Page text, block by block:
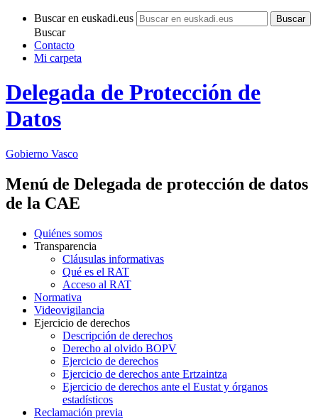
Buscar en euskadi.eus
Buscar
Contacto
Mi carpeta
Delegada de Protección de
Datos
Gobierno Vasco
Menú de Delegada de protección de datos
de la CAE
Quiénes somos
Transparencia
Cláusulas informativas
Qué es el RAT
Acceso al RAT
Normativa
Videovigilancia
Ejercicio de derechos
Descripción de derechos
Derecho al olvido BOPV
Ejercicio de derechos
Ejercicio de derechos ante Ertzaintza
Ejercicio de derechos ante el Eustat y órganos
estadísticos
Reclamación previa